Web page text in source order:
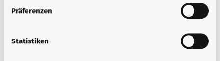
Präferenzen
Statistiken